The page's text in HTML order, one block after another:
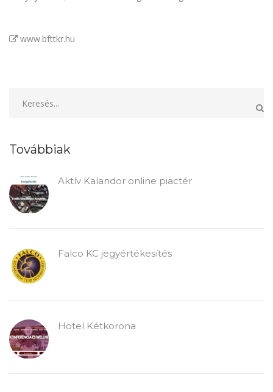
www.bfttkr.hu
Továbbiak
Aktív Kalandor online piactér
Falco KC jegyértékesítés
Hotel Kétkorona